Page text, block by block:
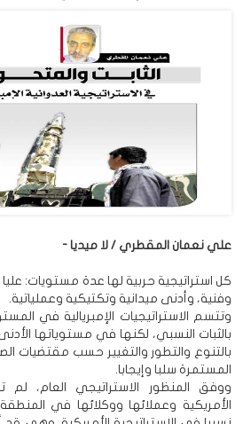
علي نعمان المقطري / لا ميديا -
كل استراتيجية حربية لها عدة مستويات:
وفنية، وأدنى ميدانية وتكتيكية وعملياتية.
وتتسم الاستراتيجيات الإمبريالية في
بالثبات النسبي، لكنها في مستوياتها
بالتنوع والتطور والتغيير حسب مقتضيات
المستمرة سلبا وإيجابا.
ووفق المنظور الاستراتيجي العام، لم
الأمريكية وعملائها ووكلائها في